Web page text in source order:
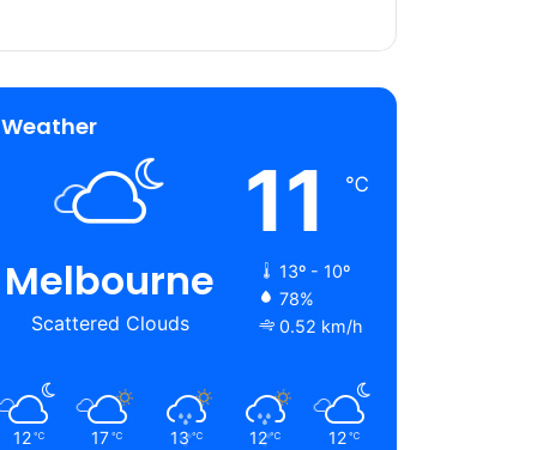
Weather
Melbourne
Scattered Clouds
11 ℃
13º - 10º
78%
0.52 km/h
12 ℃ 17 ℃ 13 ℃ 12 ℃ 12 ℃